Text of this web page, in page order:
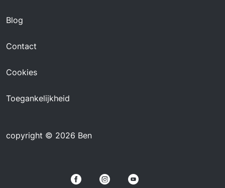
Blog
Contact
Cookies
Toegankelijkheid
copyright © 2026 Ben